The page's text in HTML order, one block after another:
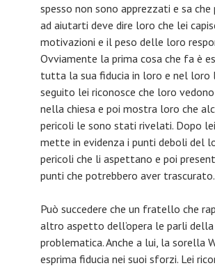
spesso non sono apprezzati e sa che
ad aiutarti deve dire loro che lei
motivazioni e il peso delle loro
Ovviamente la prima cosa che fa è
tutta la sua fiducia in loro e nel loro
seguito lei riconosce che loro
nella chiesa e poi mostra loro che
pericoli le sono stati rivelati. Dopo
mette in evidenza i punti deboli del
pericoli che li aspettano e poi
punti che potrebbero aver trascurato.
Può succedere che un fratello che
altro aspetto dell’opera le parli
problematica. Anche a lui, la sorella
esprima fiducia nei suoi sforzi. Lei